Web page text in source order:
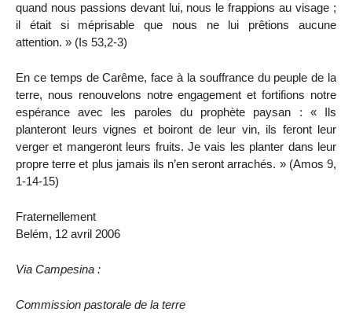
quand nous passions devant lui, nous le frappions au visage ;
il était si méprisable que nous ne lui prêtions aucune
attention. » (Is 53,2-3)
En ce temps de Carême, face à la souffrance du peuple de la
terre, nous renouvelons notre engagement et fortifions notre
espérance avec les paroles du prophète paysan : « Ils
planteront leurs vignes et boiront de leur vin, ils feront leur
verger et mangeront leurs fruits. Je vais les planter dans leur
propre terre et plus jamais ils n’en seront arrachés. » (Amos 9,
1-14-15)
Fraternellement
Belém, 12 avril 2006
Via Campesina :
Commission pastorale de la terre